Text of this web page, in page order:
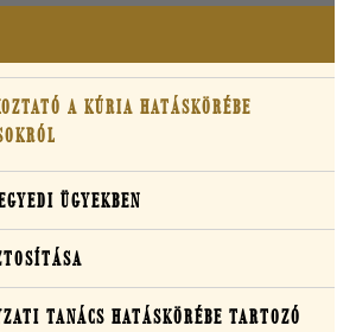
A KÚRIA HATÁSKÖRÉBE
ÜGYEKBEN
TANÁCS HATÁSKÖRÉBE TARTOZÓ